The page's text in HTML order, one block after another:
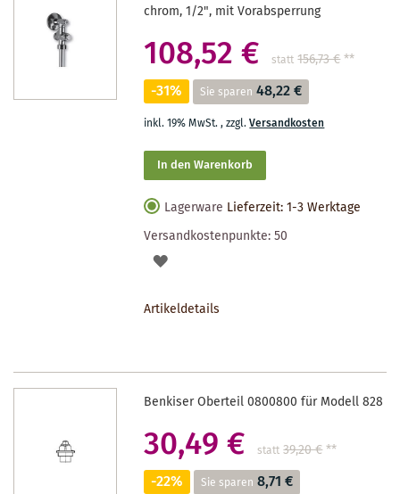
chrom, 1/2", mit Vorabsperrung
108,52 € statt 156,73 €**
-31% Sie sparen 48,22 €
inkl. 19% MwSt.,zzgl.Versandkosten
In den Warenkorb
Lagerware Lieferzeit: 1-3 Werktage
Versandkostenpunkte:50
AUF
Artikeldetails
Benkiser Oberteil 0800800 für Modell 828
30,49 € statt 39,20 €**
-22% Sie sparen 8,71 €